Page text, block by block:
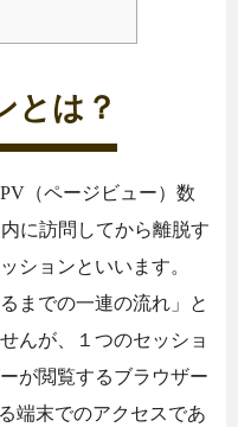
とは？
（ページビュー）数
に訪問してから離脱す
ションといいます。
までの一連の流れ」と
んが、１つのセッショ
が閲覧するブラウザー
端末でのアクセスであ